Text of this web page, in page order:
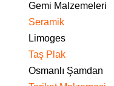
Gemi Malzemeleri
Seramik
Limoges
Taş Plak
Osmanlı Şamdan